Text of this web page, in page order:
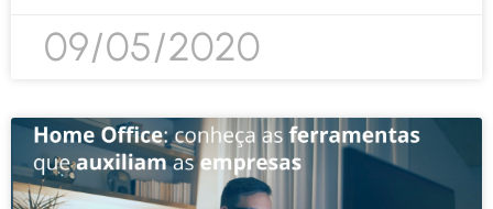
09/05/2020